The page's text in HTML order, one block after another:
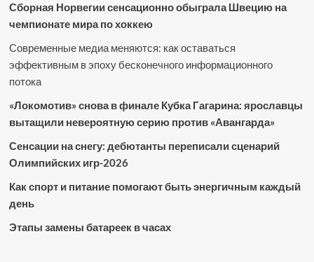
Сборная Норвегии сенсационно обыграла Швецию на
чемпионате мира по хоккею
Современные медиа меняются: как оставаться
эффективным в эпоху бесконечного информационного
потока
«Локомотив» снова в финале Кубка Гагарина: ярославцы
вытащили невероятную серию против «Авангарда»
Сенсации на снегу: дебютанты переписали сценарий
Олимпийских игр-2026
Как спорт и питание помогают быть энергичным каждый
день
Этапы замены батареек в часах